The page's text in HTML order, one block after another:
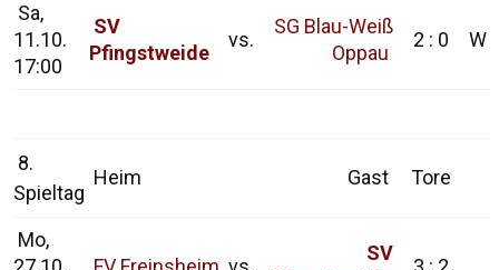
Sa,
11.10.
17:00
SV
Pfingstweide
vs.
SG Blau-Weiß
Oppau
2 : 0 W
8.
Spieltag
Heim Gast Tore
Mo,
SV